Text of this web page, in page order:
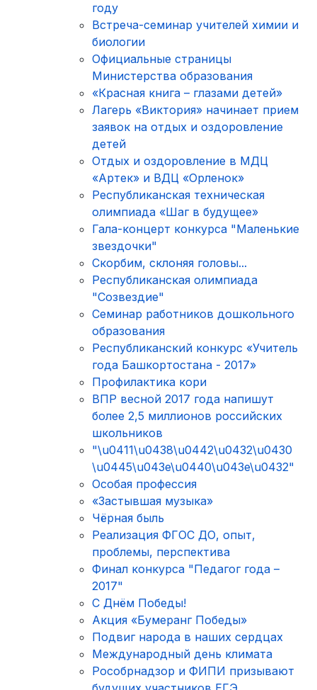
году
Встреча-семинар учителей химии и
биологии
Официальные страницы
Министерства образования
«Красная книга – глазами детей»
Лагерь «Виктория» начинает прием
заявок на отдых и оздоровление
детей
Отдых и оздоровление в МДЦ
«Артек» и ВДЦ «Орленок»
Республиканская техническая
олимпиада «Шаг в будущее»
Гала-концерт конкурса "Маленькие
звездочки"
Скорбим, склоняя головы...
Республиканская олимпиада
"Созвездие"
Семинар работников дошкольного
образования
Республиканский конкурс «Учитель
года Башкортостана - 2017»
Профилактика кори
ВПР весной 2017 года напишут
более 2,5 миллионов российских
школьников
"\u0411\u0438\u0442\u0432\u0430
\u0445\u043e\u0440\u043e\u0432"
Особая профессия
«Застывшая музыка»
Чёрная быль
Реализация ФГОС ДО, опыт,
проблемы, перспектива
Финал конкурса "Педагог года –
2017"
С Днём Победы!
Акция «Бумеранг Победы»
Подвиг народа в наших сердцах
Международный день климата
Рособрнадзор и ФИПИ призывают